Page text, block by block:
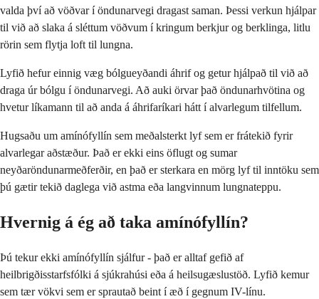
valda því að vöðvar í öndunarvegi dragast saman. Þessi verkun hjálpar
til við að slaka á sléttum vöðvum í kringum berkjur og berklinga, litlu
rörin sem flytja loft til lungna.
Lyfið hefur einnig væg bólgueyðandi áhrif og getur hjálpað til við að
draga úr bólgu í öndunarvegi. Að auki örvar það öndunarhvötina og
hvetur líkamann til að anda á áhrifaríkari hátt í alvarlegum tilfellum.
Hugsaðu um amínófyllín sem meðalsterkt lyf sem er frátekið fyrir
alvarlegar aðstæður. Það er ekki eins öflugt og sumar
neyðaröndunarmeðferðir, en það er sterkara en mörg lyf til inntöku sem
þú gætir tekið daglega við astma eða langvinnum lungnateppu.
Hvernig á ég að taka amínófyllín?
Þú tekur ekki amínófyllín sjálfur - það er alltaf gefið af
heilbrigðisstarfsfólki á sjúkrahúsi eða á heilsugæslustöð. Lyfið kemur
sem tær vökvi sem er sprautað beint í æð í gegnum IV-línu.